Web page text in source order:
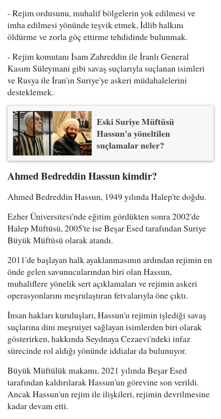
- Rejim ordusunu, muhalif bölgelerin yok edilmesi ve
imha edilmesi yönünde teşvik etmek, İdlib halkını
öldürme ve zorla göç ettirme tehdidinde bulunmak.
- Rejim komutanı İsam Zahreddin ile İranlı General
Kasım Süleymani gibi savaş suçlarıyla suçlanan isimleri
ve Rusya ile İran'ın Suriye'ye askeri müdahalelerini
desteklemek.
Eski Suriye Müftüsü
Hassun'a yöneltilen
suçlamalar neler?
Ahmed Bedreddin Hassun kimdir?
Ahmed Bedreddin Hassun, 1949 yılında Halep'te doğdu.
Ezher Üniversitesi'nde eğitim gördükten sonra 2002'de
Halep Müftüsü, 2005'te ise Beşar Esed tarafından Suriye
Büyük Müftüsü olarak atandı.
2011'de başlayan halk ayaklanmasının ardından rejimin en
önde gelen savunucularından biri olan Hassun,
muhaliflere yönelik sert açıklamaları ve rejimin askeri
operasyonlarını meşrulaştıran fetvalarıyla öne çıktı.
İnsan hakları kuruluşları, Hassun'u rejimin işlediği savaş
suçlarına dini meşruiyet sağlayan isimlerden biri olarak
gösterirken, hakkında Seydnaya Cezaevi'ndeki infaz
sürecinde rol aldığı yönünde iddialar da bulunuyor.
Büyük Müftülük makamı, 2021 yılında Beşar Esed
tarafından kaldırılarak Hassun'un görevine son verildi.
Ancak Hassun'un rejim ile ilişkileri, rejimin devrilmesine
kadar devam etti.